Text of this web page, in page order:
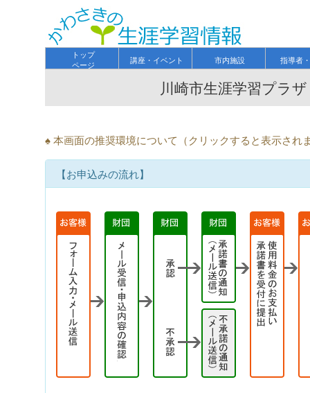
トップ
ページ
講座・イベント 市内施設 指導者
川崎市生涯学習プラ
♠ 本画面の推奨環境について（クリックすると表示され
【お申込みの流れ】